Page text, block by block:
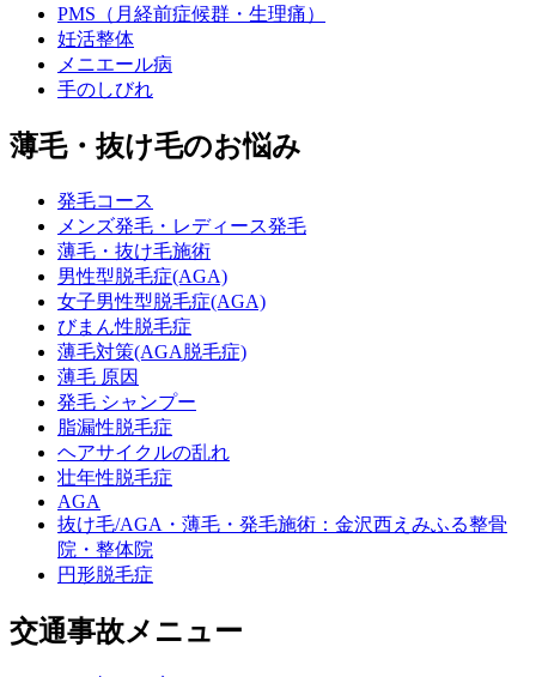
PMS（月経前症候群・生理痛）
妊活整体
メニエール病
手のしびれ
薄毛・抜け毛のお悩み
発毛コース
メンズ発毛・レディース発毛
薄毛・抜け毛施術
男性型脱毛症(AGA)
女子男性型脱毛症(AGA)
びまん性脱毛症
薄毛対策(AGA脱毛症)
薄毛 原因
発毛 シャンプー
脂漏性脱毛症
ヘアサイクルの乱れ
壮年性脱毛症
AGA
抜け毛/AGA・薄毛・発毛施術：金沢西えみふる整骨
院・整体院
円形脱毛症
交通事故メニュー